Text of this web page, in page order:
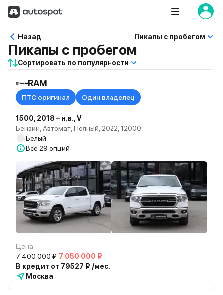
Назад Пикапы с пробегом
Пикапы с пробегом
Сортировать по популярности
RAM
ПТС оригинал Один владелец
1500, 2018 – н.в., V
Бензин, Автомат, Полный, 2022, 12000
Белый
Все 29 опций
Цена
7 400 000 ₽ 7 050 000 ₽
В кредит от 79527 ₽ /мес.
Москва